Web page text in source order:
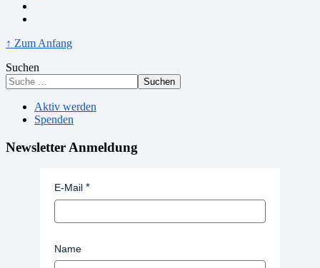
↑ Zum Anfang
Suchen
Suchen
Aktiv werden
Spenden
Newsletter Anmeldung
E-Mail
Name